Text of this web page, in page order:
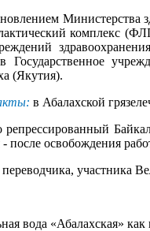
Министерства
комплекс
Государственное
(Якутия).
в Абалахской
репрессированный
после освобождения
переводчика,
вода «Абалахская»